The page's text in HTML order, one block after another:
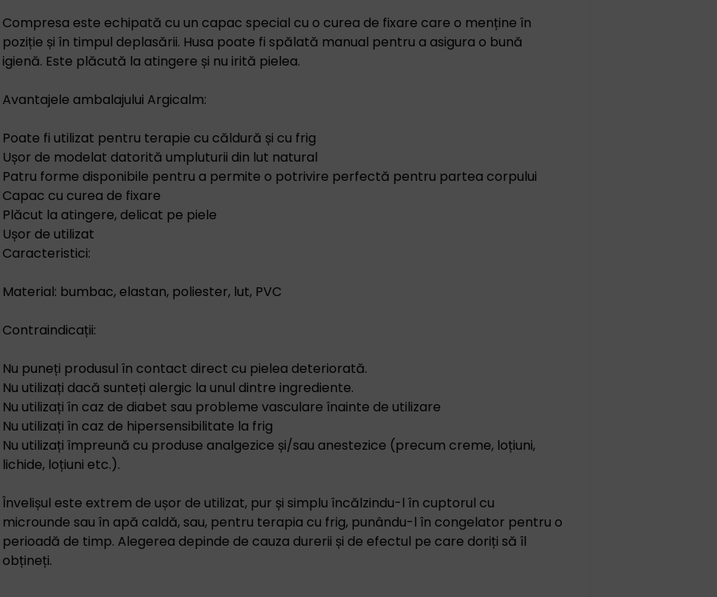
Compresa este echipată cu un capac special cu o curea de fixare care o menține în
poziție și în timpul deplasării. Husa poate fi spălată manual pentru a asigura o bună
igienă. Este plăcută la atingere și nu irită pielea.
Avantajele ambalajului Argicalm:
Poate fi utilizat pentru terapie cu căldură și cu frig
Ușor de modelat datorită umpluturii din lut natural
Patru forme disponibile pentru a permite o potrivire perfectă pentru partea corpului
Capac cu curea de fixare
Plăcut la atingere, delicat pe piele
Ușor de utilizat
Caracteristici:
Material: bumbac, elastan, poliester, lut, PVC
Contraindicații:
Nu puneți produsul în contact direct cu pielea deteriorată.
Nu utilizați dacă sunteți alergic la unul dintre ingrediente.
Nu utilizați în caz de diabet sau probleme vasculare înainte de utilizare
Nu utilizați în caz de hipersensibilitate la frig
Nu utilizați împreună cu produse analgezice și/sau anestezice (precum creme, loțiuni,
lichide, loțiuni etc.).
Învelișul este extrem de ușor de utilizat, pur și simplu încălzindu-l în cuptorul cu
microunde sau în apă caldă, sau, pentru terapia cu frig, punându-l în congelator pentru o
perioadă de timp. Alegerea depinde de cauza durerii și de efectul pe care doriți să îl
obțineți.